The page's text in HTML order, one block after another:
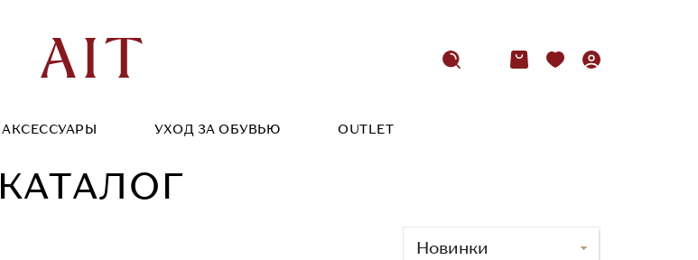
АКСЕССУАРЫ УХОД ЗА ОБУВЬЮ OUTLET
КАТАЛОГ